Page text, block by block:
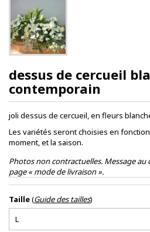
dessus de cercueil
contemporain
joli dessus de cercueil, en fleurs
Les variétés seront choisies en
moment, et la saison.
Photos non contractuelles. Message
page « mode de livraison ».
Taille(Guide des tailles)